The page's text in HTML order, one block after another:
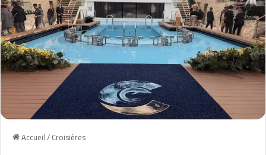
Accueil/Croisières